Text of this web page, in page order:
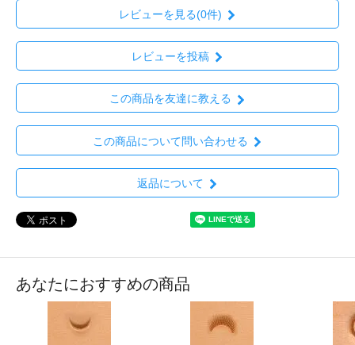
レビューを見る(0件)
レビューを投稿
この商品を友達に教える
この商品について問い合わせる
返品について
あなたにおすすめの商品